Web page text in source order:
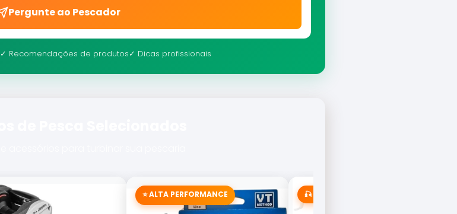
Pergunte ao Pescador
✓ Recomendações de produtos✓ Dicas profissionais
⭐ ALTA PERFORMANCE 🎣 MAIS VENDIDA